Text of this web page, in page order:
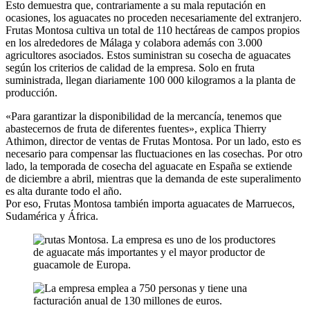
Esto demuestra que, contrariamente a su mala reputación en
ocasiones, los aguacates no proceden necesariamente del extranjero.
Frutas Montosa cultiva un total de 110 hectáreas de campos propios
en los alrededores de Málaga y colabora además con 3.000
agricultores asociados. Estos suministran su cosecha de aguacates
según los criterios de calidad de la empresa. Solo en fruta
suministrada, llegan diariamente 100 000 kilogramos a la planta de
producción.
«Para garantizar la disponibilidad de la mercancía, tenemos que
abastecernos de fruta de diferentes fuentes», explica Thierry
Athimon, director de ventas de Frutas Montosa. Por un lado, esto es
necesario para compensar las fluctuaciones en las cosechas. Por otro
lado, la temporada de cosecha del aguacate en España se extiende
de diciembre a abril, mientras que la demanda de este superalimento
es alta durante todo el año.
Por eso, Frutas Montosa también importa aguacates de Marruecos,
Sudamérica y África.